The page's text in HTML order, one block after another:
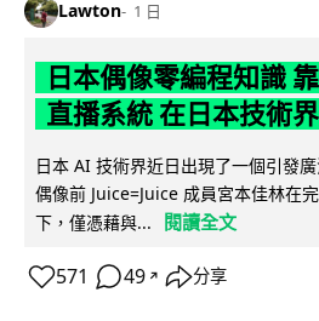
Lawton 1 日
日本偶像零編程知識
直播系統 在日本技術
日本 AI 技術界近日出現了一個引發
偶像前 Juice=Juice 成員宮本佳林在
下，僅憑藉與...
閱讀全文
571 49 ↗ 分享